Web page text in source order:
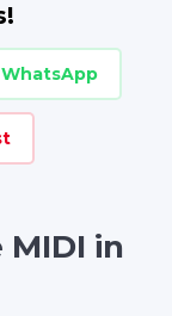
WhatsApp
in